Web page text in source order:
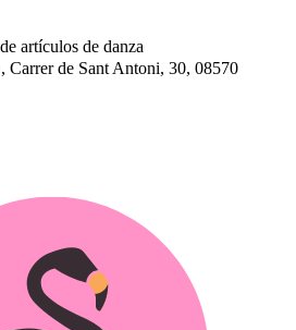
artículos de danza
de Sant Antoni, 30, 08570